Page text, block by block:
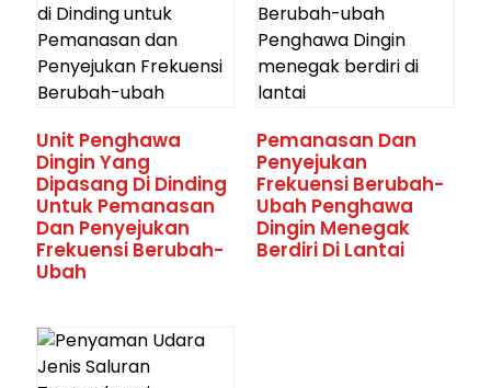
Unit Penghawa
Dingin Yang
Dipasang Di Dinding
Untuk Pemanasan
Dan Penyejukan
Frekuensi Berubah-
Ubah
Pemanasan Dan
Penyejukan
Frekuensi Berubah-
Ubah Penghawa
Dingin Menegak
Berdiri Di Lantai